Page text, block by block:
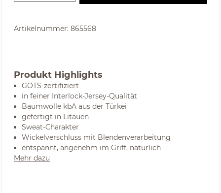
Artikelnummer: 865568
Produkt Highlights
GOTS-zertifiziert
in feiner Interlock-Jersey-Qualität
Baumwolle kbA aus der Türkei
gefertigt in Litauen
Sweat-Charakter
Wickelverschluss mit Blendenverarbeitung
entspannt, angenehm im Griff, natürlich
Mehr dazu